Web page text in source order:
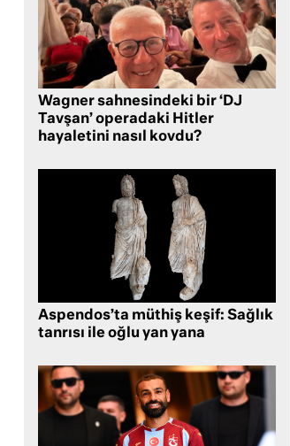
Wagner sahnesindeki bir ‘DJ
Tavşan’ operadaki Hitler
hayaletini nasıl kovdu?
Aspendos’ta müthiş keşif: Sağlık
tanrısı ile oğlu yan yana